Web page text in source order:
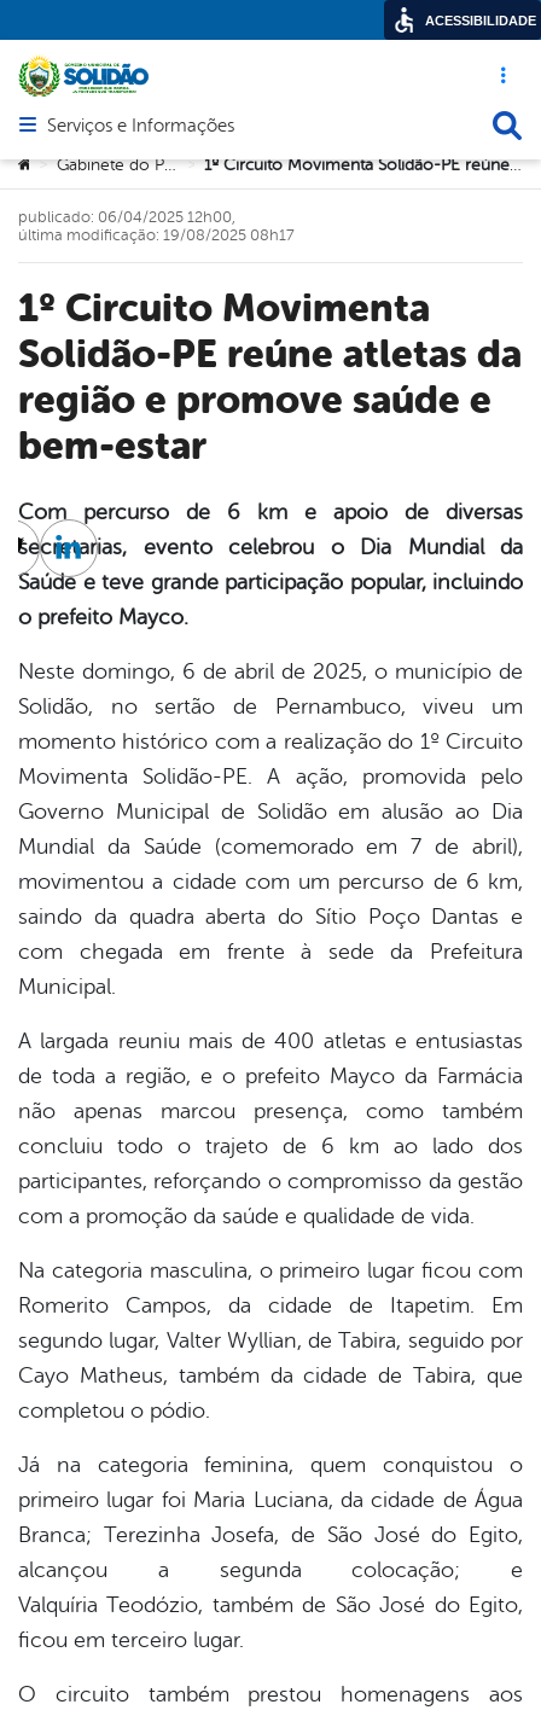
Acesso
Abrir menu principal de navegação
Serviços e Informações
Você está aqui:
> Gabinete do Prefeito > 1º Circuito Movimenta Solidão-PE reúne atletas da região e promove saúde e bem-estar
1º Circuito Movimenta
Solidão-PE reúne atletas da
região e promove saúde e
bem-estar
publicado: 06/04/2025 12h00,
última modificação: 19/08/2025 08h17
Com percurso de 6 km e apoio de diversas
secretarias, evento celebrou o Dia Mundial da
Saúde e teve grande participação popular, incluindo
o prefeito Mayco.
Neste domingo, 6 de abril de 2025, o município de
Solidão, no sertão de Pernambuco, viveu um
momento histórico com a realização do 1º Circuito
Movimenta Solidão-PE. A ação, promovida pelo
Governo Municipal de Solidão em alusão ao Dia
Mundial da Saúde (comemorado em 7 de abril),
movimentou a cidade com um percurso de 6 km,
saindo da quadra aberta do Sítio Poço Dantas e
com chegada em frente à sede da Prefeitura
Municipal.
A largada reuniu mais de 400 atletas e entusiastas
de toda a região, e o prefeito Mayco da Farmácia
não apenas marcou presença, como também
concluiu todo o trajeto de 6 km ao lado dos
participantes, reforçando o compromisso da gestão
com a promoção da saúde e qualidade de vida.
Na categoria masculina, o primeiro lugar ficou com
Romerito Campos, da cidade de Itapetim. Em
segundo lugar, Valter Wyllian, de Tabira, seguido por
Cayo Matheus, também da cidade de Tabira, que
completou o pódio.
Já na categoria feminina, quem conquistou o
primeiro lugar foi Maria Luciana, da cidade de Água
Branca; Terezinha Josefa, de São José do Egito,
alcançou a segunda colocação; e
Valquíria Teodózio, também de São José do Egito,
ficou em terceiro lugar.
O circuito também prestou homenagens aos
Twitter
Linkedin
ACESSIBILIDADE